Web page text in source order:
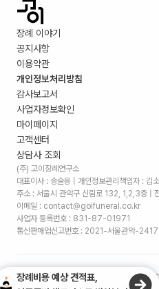
장례 이야기
공지사항
이용약관
개인정보처리방침
감사보고서
사업자정보확인
마이페이지
고객센터
상담사 조회
(주) 고이장례연구소
대표이사 : 송슬옹 | 개인정보관리책임자 : 김
주소 : 서울시 관악구 신림로 132, 1,2,3층 |
이메일 : contact@goifuneral.co.kr
사업자 등록번호 : 831-87-01971
통신판매업신고번호 : 2021-서울관악-2417
©2026. (주)고이장례연구소 ALL
장례비용 예상 견적표,